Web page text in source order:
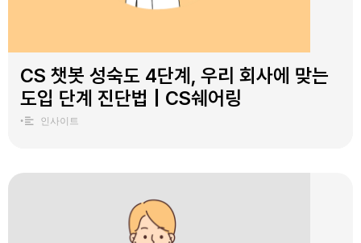
CS 챗봇 성숙도 4단계, 우리 회사에 맞는
도입 단계 진단법 | CS쉐어링
• 인사이트